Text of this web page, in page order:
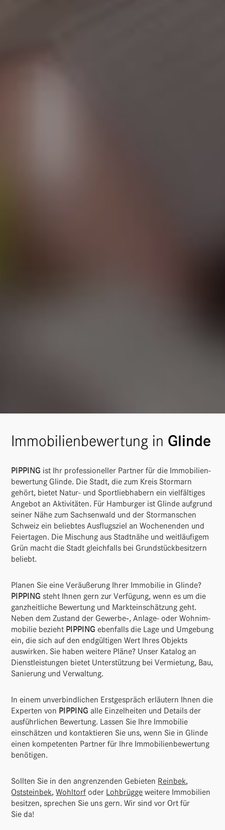
Immobilienbewertung in Glinde
PIPPING ist Ihr profes­sio­neller Partner für die Immo­bi­li­en­
be­wer­tung Glinde. Die Stadt, die zum Kreis Stor­marn
gehört, bietet Natur- und Sport­lieb­ha­bern ein viel­fäl­tiges
Angebot an Akti­vi­täten. Für Hamburger ist Glinde aufgrund
seiner Nähe zum Sach­sen­wald und der Storm­an­schen
Schweiz ein beliebtes Ausflugs­ziel an Wochen­enden und
Feier­tagen. Die Mischung aus Stadt­nähe und weit­läu­figem
Grün macht die Stadt gleich­falls bei Grund­stück­be­sit­zern
beliebt.
Planen Sie eine Veräu­ße­rung Ihrer Immo­bilie in Glinde?
PIPPING steht Ihnen gern zur Verfü­gung, wenn es um die
ganz­heit­liche Bewer­tung und Markt­ein­schät­zung geht.
Neben dem Zustand der Gewerbe‑, Anlage- oder Wohn­im­
mo­bilie bezieht PIPPING eben­falls die Lage und Umge­bung
ein, die sich auf den endgül­tigen Wert Ihres Objekts
auswirken. Sie haben weitere Pläne? Unser Katalog an
Dienst­leis­tungen bietet Unter­stüt­zung bei Vermie­tung, Bau,
Sanie­rung und Verwaltung.
In einem unver­bind­li­chen Erst­ge­spräch erläu­tern Ihnen die
Experten von PIPPING alle Einzel­heiten und Details der
ausführ­li­chen Bewer­tung. Lassen Sie Ihre Immo­bilie
einschätzen und kontak­tieren Sie uns, wenn Sie in Glinde
einen kompe­tenten Partner für Ihre Immo­bi­li­en­be­wer­tung
benötigen.
Sollten Sie in den angren­zenden Gebieten Reinbek,
Oststeinbek,Wohl­torf oder Lohbrügge weitere Immo­bi­lien
besitzen, spre­chen Sie uns gern. Wir sind vor Ort für
Sie da!